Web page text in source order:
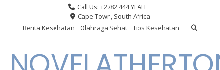
content
Call Us: +2782 444 YEAH
Cape Town, South Africa
Berita Kesehatan
Olahraga Sehat Tips Kesehatan